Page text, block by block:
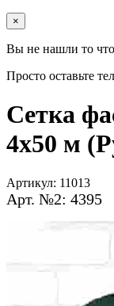
×
Вы не нашли то
Просто оставьте
Сетка
4х50 м
Артикул: 11013
Арт. №2: 4395